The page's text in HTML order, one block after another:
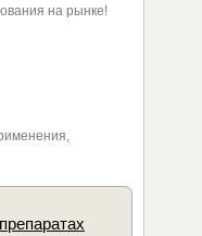
на рынке!